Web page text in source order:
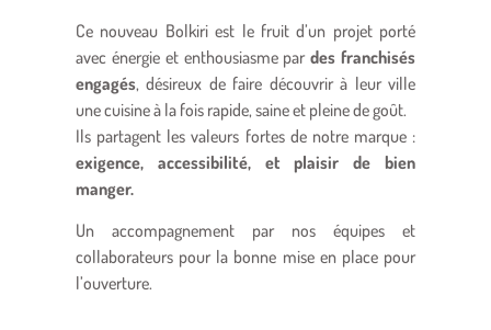
Ce nouveau Bolkiri est le fruit d’un projet porté
avec énergie et enthousiasme pardes franchisés
engagés, désireux de faire découvrir à leur ville
une cuisine à la fois rapide, saine et pleine de goût.
Ils partagent les valeurs fortes de notre marque :
exigence, accessibilité, et plaisir de bien
manger.
Un accompagnement par nos équipes et
collaborateurs pour la bonne mise en place pour
l’ouverture.